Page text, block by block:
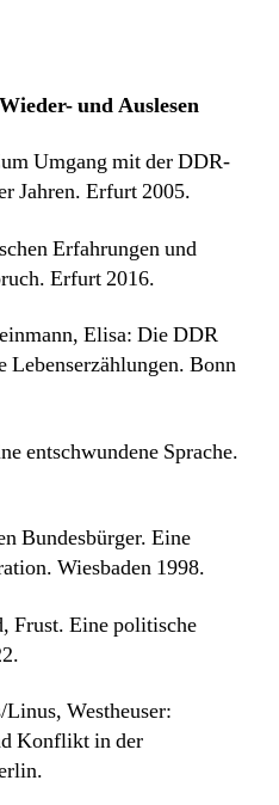
und Auslesen
Umgang mit der DDR-
Jahren. Erfurt 2005.
Erfahrungen und
Erfurt 2016.
Elisa: Die DDR
Lebenserzählungen. Bonn
entschwundene Sprache.
Bundesbürger. Eine
Wiesbaden 1998.
Frust. Eine politische
Westheuser:
Konflikt in der